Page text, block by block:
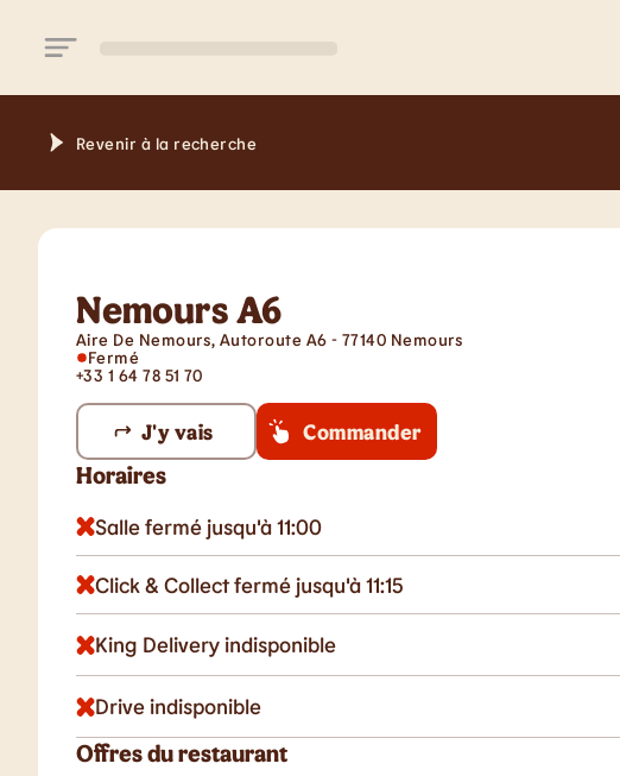
Revenir à la recherche
Nemours A6
Aire De Nemours, Autoroute A6 - 77140 Nemours
Fermé
+33 1 64 78 51 70
J'y vais Commander
Horaires
Salle fermé jusqu'à 11:00
Click & Collect fermé jusqu'à 11:15
King Delivery indisponible
Drive indisponible
Offres du restaurant